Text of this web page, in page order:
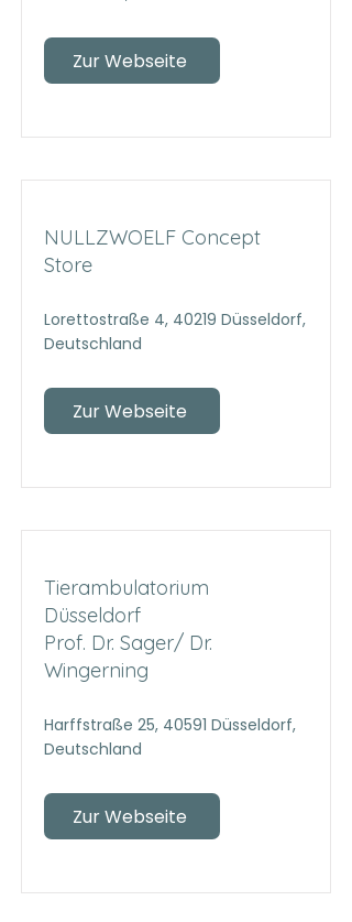
Zur Webseite
NULLZWOELF Concept
Store
Lorettostraße 4, 40219 Düsseldorf,
Deutschland
Zur Webseite
Tierambulatorium
Düsseldorf
Prof. Dr. Sager/ Dr.
Wingerning
Harffstraße 25, 40591 Düsseldorf,
Deutschland
Zur Webseite